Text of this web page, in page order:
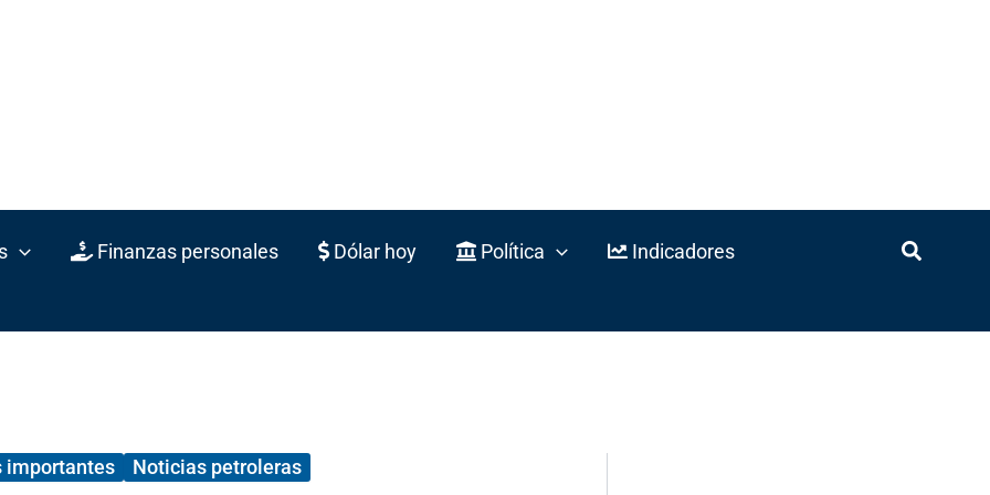
Finanzas personales Dólar hoy Política Indicadores
importantes Noticias petroleras